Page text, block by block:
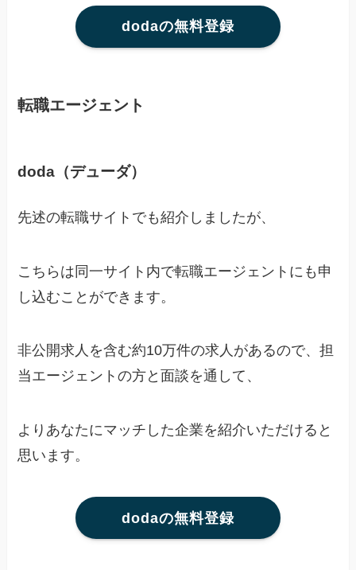
dodaの無料登録
転職エージェント
doda（デューダ）
先述の転職サイトでも紹介しましたが、
こちらは同一サイト内で転職エージェントにも申
し込むことができます。
非公開求人を含む約10万件の求人があるので、担
当エージェントの方と面談を通して、
よりあなたにマッチした企業を紹介いただけると
思います。
dodaの無料登録